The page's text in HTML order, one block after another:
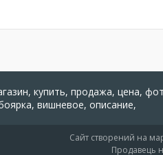
купить, продажа, цена,
вишневое, описание,
Сайт створений на
Продавець